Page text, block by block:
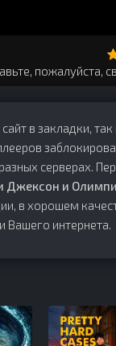
пожалуйста,
в закладки,
серверах.
Джексон и
в хорошем
Вашего интернета.